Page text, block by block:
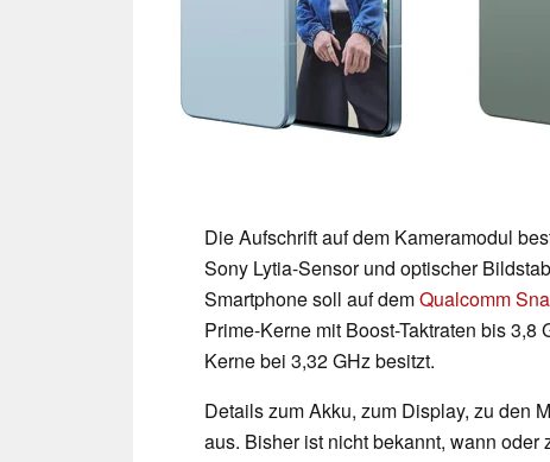
Die Aufschrift auf dem Kameramodul
Sony Lytia-Sensor und optischer
Smartphone soll auf demQualcomm
Prime-Kerne mit Boost-Taktraten bis
Kerne bei 3,32 GHz besitzt.
Details zum Akku, zum Display, zu den
aus. Bisher ist nicht bekannt, wann